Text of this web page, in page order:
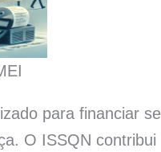
para financiar
O ISSQN contribui